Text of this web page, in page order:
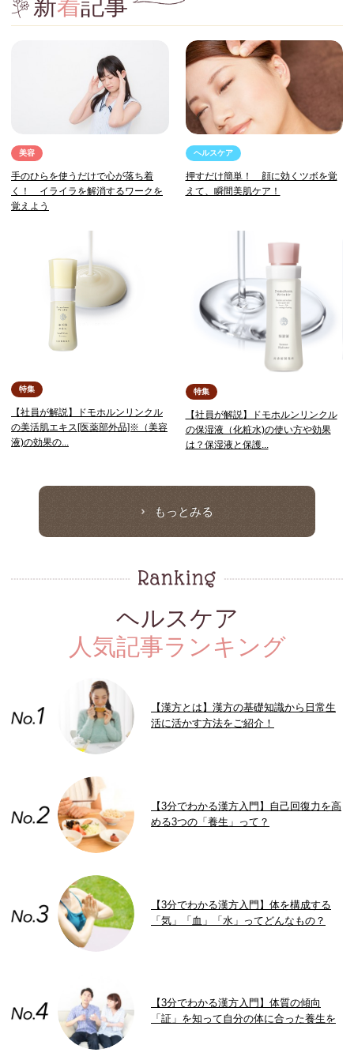
新着記事
美容
手のひらを使うだけで心が落ち着
く！ イライラを解消するワークを
覚えよう
ヘルスケア
押すだけ簡単！ 顔に効くツボを覚
えて、瞬間美肌ケア！
特集
【社員が解説】ドモホルンリンクル
の美活肌エキス[医薬部外品]※（美容
液)の効果の...
特集
【社員が解説】ドモホルンリンクル
の保湿液（化粧水)の使い方や効果
は？保湿液と保護...
もっとみる
ヘルスケア
人気記事ランキング
【漢方とは】漢方の基礎知識から日常生
活に活かす方法をご紹介！
【3分でわかる漢方入門】自己回復力を高
める3つの「養生」って？
【3分でわかる漢方入門】体を構成する
「気」「血」「水」ってどんなもの？
【3分でわかる漢方入門】体質の傾向
「証」を知って自分の体に合った養生を